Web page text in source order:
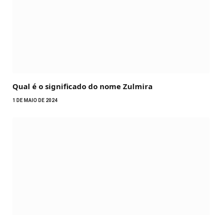
Qual é o significado do nome Zulmira
1 DE MAIO DE 2024